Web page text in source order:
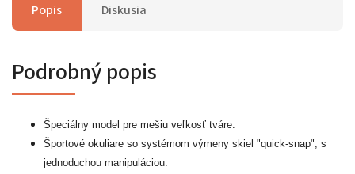
Popis Diskusia
Podrobný popis
Špeciálny model pre mešiu veľkosť tváre.
Športové okuliare so systémom výmeny skiel "quick-snap", s
jednoduchou manipuláciou.